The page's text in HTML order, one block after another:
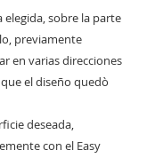
elegida, sobre la parte
previamente
en varias direcciones
el diseño quedò
deseada,
con el Easy